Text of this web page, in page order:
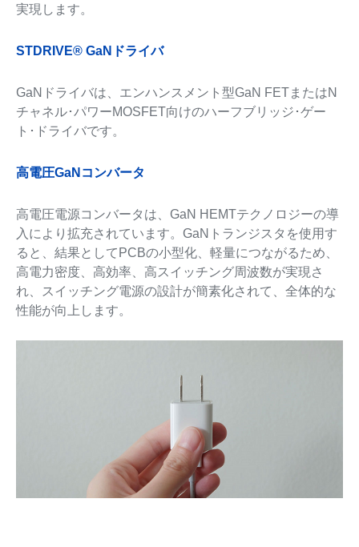
実現します。
STDRIVE® GaNドライバ
GaNドライバは、エンハンスメント型GaN FETまたはN
チャネル･パワーMOSFET向けのハーフブリッジ･ゲー
ト･ドライバです。
高電圧GaNコンバータ
高電圧電源コンバータは、GaN HEMTテクノロジーの導
入により拡充されています。GaNトランジスタを使用す
ると、結果としてPCBの小型化、軽量につながるため、
高電力密度、高効率、高スイッチング周波数が実現さ
れ、スイッチング電源の設計が簡素化されて、全体的な
性能が向上します。